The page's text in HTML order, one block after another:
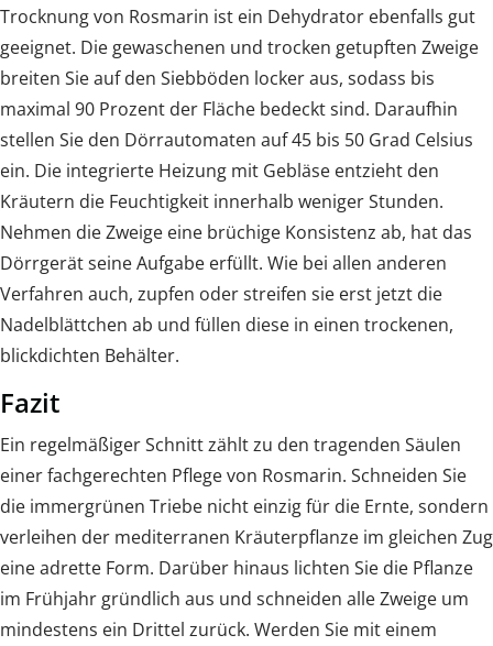
Trocknung von Rosmarin ist ein Dehydrator ebenfalls gut
geeignet. Die gewaschenen und trocken getupften Zweige
breiten Sie auf den Siebböden locker aus, sodass bis
maximal 90 Prozent der Fläche bedeckt sind. Daraufhin
stellen Sie den Dörrautomaten auf 45 bis 50 Grad Celsius
ein. Die integrierte Heizung mit Gebläse entzieht den
Kräutern die Feuchtigkeit innerhalb weniger Stunden.
Nehmen die Zweige eine brüchige Konsistenz ab, hat das
Dörrgerät seine Aufgabe erfüllt. Wie bei allen anderen
Verfahren auch, zupfen oder streifen sie erst jetzt die
Nadelblättchen ab und füllen diese in einen trockenen,
blickdichten Behälter.
Fazit
Ein regelmäßiger Schnitt zählt zu den tragenden Säulen
einer fachgerechten Pflege von Rosmarin. Schneiden Sie
die immergrünen Triebe nicht einzig für die Ernte, sondern
verleihen der mediterranen Kräuterpflanze im gleichen Zug
eine adrette Form. Darüber hinaus lichten Sie die Pflanze
im Frühjahr gründlich aus und schneiden alle Zweige um
mindestens ein Drittel zurück. Werden Sie mit einem